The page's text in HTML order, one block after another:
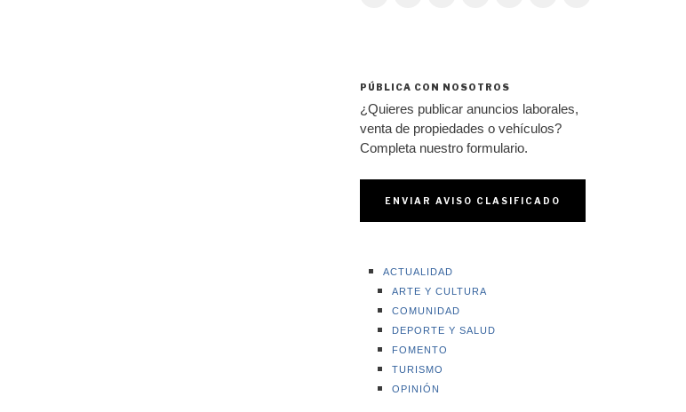
PÚBLICA CON NOSOTROS
¿Quieres publicar anuncios laborales,
venta de propiedades o vehículos?
Completa nuestro formulario.
ENVIAR AVISO CLASIFICADO
ACTUALIDAD
ARTE Y CULTURA
COMUNIDAD
DEPORTE Y SALUD
FOMENTO
TURISMO
OPINIÓN